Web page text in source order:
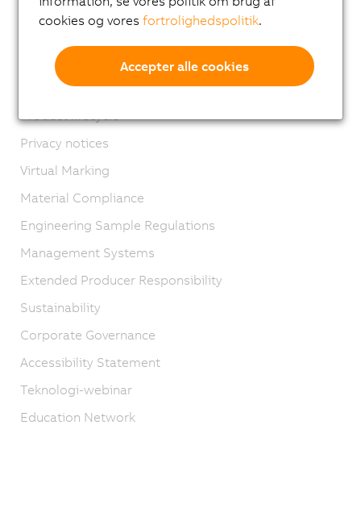
Lokationer
Imprint
Product lifecycle
Privacy notices
Virtual Marking
Material Compliance
Engineering Sample Regulations
Management Systems
Extended Producer Responsibility
Sustainability
Corporate Governance
Accessibility Statement
Teknologi-webinar
Education Network
cookies og voresfortrolighedspolitik.
Accepter alle cookies